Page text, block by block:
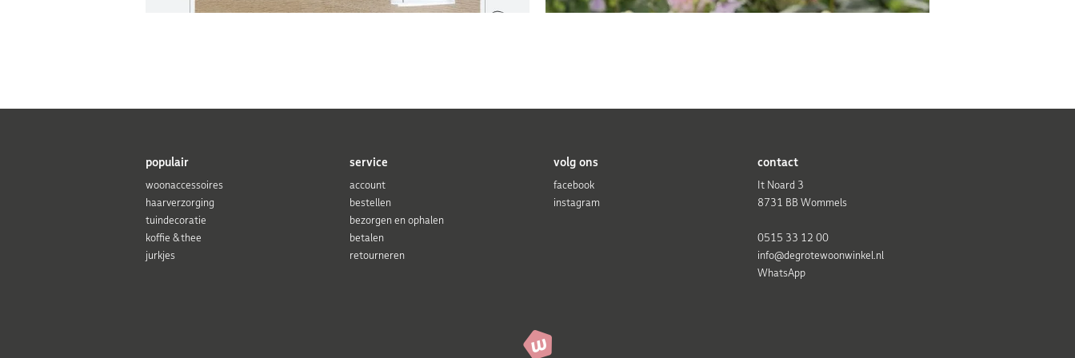
populair
woonaccessoires
haarverzorging
tuindecoratie
koffie & thee
jurkjes
service
account
bestellen
bezorgen en ophalen
betalen
retourneren
volg ons
facebook
instagram
contact
It Noard 3
8731 BB Wommels
0515 33 12 00
info@degrotewoonwinkel.nl
WhatsApp